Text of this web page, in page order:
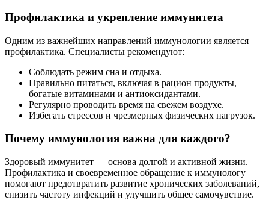
Профилактика и укрепление иммунитета
Одним из важнейших направлений иммунологии является
профилактика. Специалисты рекомендуют:
Соблюдать режим сна и отдыха.
Правильно питаться, включая в рацион продукты,
богатые витаминами и антиоксидантами.
Регулярно проводить время на свежем воздухе.
Избегать стрессов и чрезмерных физических нагрузок.
Почему иммунология важна для каждого?
Здоровый иммунитет — основа долгой и активной жизни.
Профилактика и своевременное обращение к иммунологу
помогают предотвратить развитие хронических заболеваний,
снизить частоту инфекций и улучшить общее самочувствие.